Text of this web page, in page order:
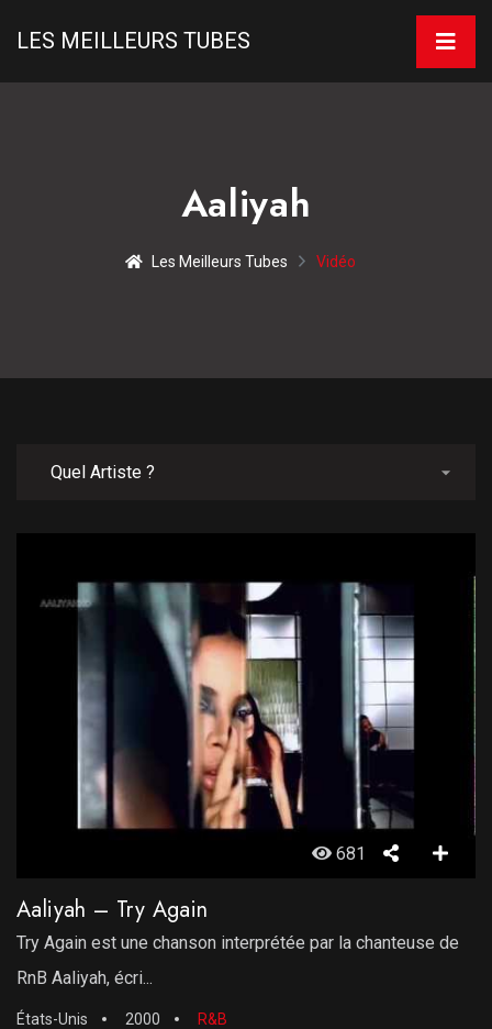
LES MEILLEURS TUBES
Aaliyah
Les Meilleurs Tubes Vidéo
681
Aaliyah – Try Again
Try Again est une chanson interprétée par la chanteuse de
RnB Aaliyah, écri...
États-Unis 2000 R&B